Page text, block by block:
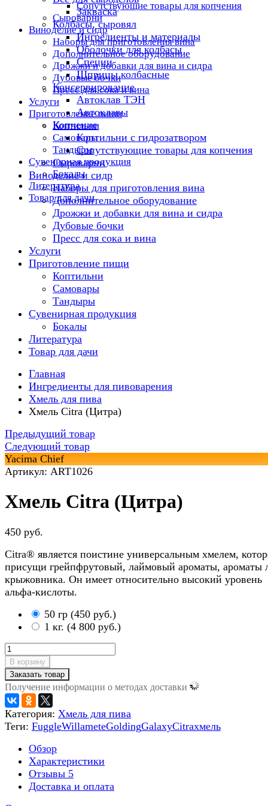
Сопутствующие товары для копчения
Сыроварни
Виноделие и сидр
Наборы для приготовления вина
Дополнительное оборудование
Дрожжи и добавки для вина и сидра
Дубовые бочки
Пресс для сока и вина
Услуги
Приготовление пищи
Коптильни
Самовары
Тандыры
Сувенирная продукция
Бокалы
Литература
Товар для дачи
Закваска
Колбасы, сыровял
Ингредиенты и материалы
Оболочки для колбасы
Специи
Шприцы колбасные
Консервирование
Автоклав ТЭН
Автоклавы
Копчение
Коптильни с гидрозатвором
Сопутствующие товары для копчения
Сыроварни
Виноделие и сидр
Наборы для приготовления вина
Дополнительное оборудование
Дрожжи и добавки для вина и сидра
Дубовые бочки
Пресс для сока и вина
Услуги
Приготовление пищи
Коптильни
Самовары
Тандыры
Сувенирная продукция
Бокалы
Литература
Товар для дачи
Главная
Ингредиенты для пивоварения
Хмель для пива
Хмель Citra (Цитра)
Предыдущий товар
Следующий товар
Yacima Chief
Артикул: ART1026
Хмель Citra (Цитра)
450 руб.
Citra® является поистине универсальным хмелем,
присущи грейпфрутовый, лаймовый ароматы, ароматы
крыжовника. Он имеет относительно высокий уровень
альфа-кислоты.
50 гр (450 руб.)
1 кг. (4 800 руб.)
В корзину
Заказать товар
Получение информации о методах доставки
Категория: Хмель для пива
Теги: FuggleWillameteGoldingGalaxyCitraхмель
Обзор
Характеристики
Отзывы 5
Доставка и оплата